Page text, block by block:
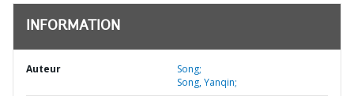
INFORMATION
Auteur
Song;
Song, Yanqin;